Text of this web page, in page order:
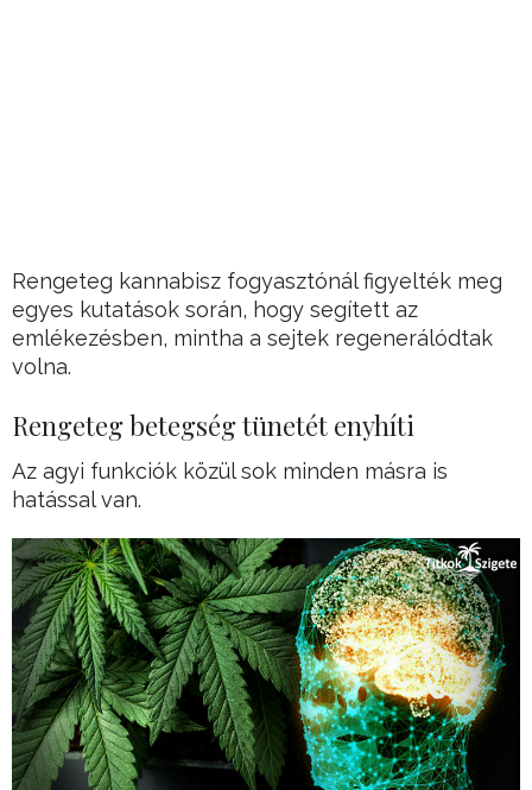
Rengeteg kannabisz fogyasztónál figyelték meg
egyes kutatások során, hogy segített az
emlékezésben, mintha a sejtek regenerálódtak
volna.
Rengeteg betegség tünetét enyhíti
Az agyi funkciók közül sok minden másra is
hatással van.